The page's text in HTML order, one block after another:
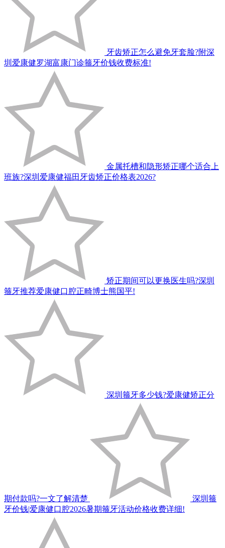
牙齿矫正怎么避免牙套脸?附深
圳爱康健罗湖富康门诊箍牙价钱收费标准!
金属托槽和隐形矫正哪个适合上
班族?深圳爱康健福田牙齿矫正价格表2026?
矫正期间可以更换医生吗?深圳
箍牙推荐爱康健口腔正畸博士熊国平!
深圳箍牙多少钱?爱康健矫正分
期付款吗?一文了解清楚
深圳箍
牙价钱|爱康健口腔2026暑期箍牙活动价格收费详细!